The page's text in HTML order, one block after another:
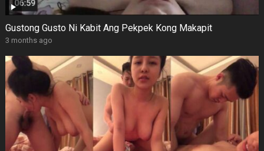
Gustong Gusto Ni Kabit Ang Pekpek Kong Makapit
3 months ago